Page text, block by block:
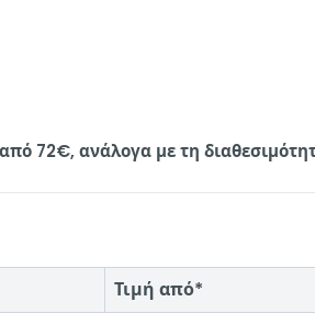
72€, ανάλογα με τη
Τιμή από*